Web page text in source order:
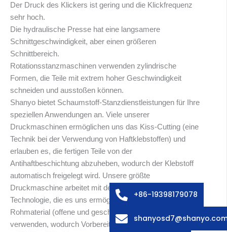
Der Druck des Klickers ist gering und die Klickfrequenz
sehr hoch.
Die hydraulische Presse hat eine langsamere
Schnittgeschwindigkeit, aber einen größeren
Schnittbereich.
Rotationsstanzmaschinen verwenden zylindrische
Formen, die Teile mit extrem hoher Geschwindigkeit
schneiden und ausstoßen können.
Shanyo bietet Schaumstoff-Stanzdienstleistungen für Ihre
speziellen Anwendungen an. Viele unserer
Druckmaschinen ermöglichen uns das Kiss-Cutting (eine
Technik bei der Verwendung von Haftklebstoffen) und
erlauben es, die fertigen Teile von der
Antihaftbeschichtung abzuheben, wodurch der Klebstoff
automatisch freigelegt wird. Unsere größte
Druckmaschine arbeitet mit der Mobile-Head-
Technologie, die es uns ermöglicht, das gesamte
Rohmaterial (offene und geschlossene Löcher) zu
verwenden, wodurch Vorbereitungsschritte entfallen und
+86-19398179078
Spanish
Italian
Arabic